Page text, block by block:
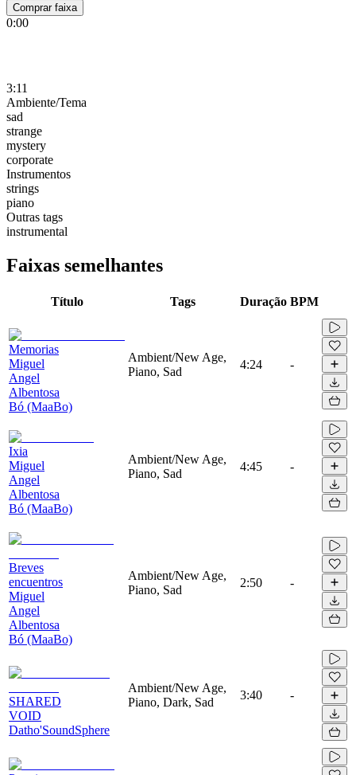
Comprar faixa
0:00
3:11
Ambiente/Tema
sad
strange
mystery
corporate
Instrumentos
strings
piano
Outras tags
instrumental
Faixas semelhantes
Título Tags Duração BPM
Memorias
Miguel
Angel
Albentosa
Bó (MaaBo)
Ambient/New Age,
Piano, Sad
4:24 -
Ixia
Miguel
Angel
Albentosa
Bó (MaaBo)
Ambient/New Age,
Piano, Sad
4:45 -
Breves
encuentros
Miguel
Angel
Albentosa
Bó (MaaBo)
Ambient/New Age,
Piano, Sad
2:50 -
SHARED
VOID
Datho'SoundSphere
Ambient/New Age,
Piano, Dark, Sad
3:40 -